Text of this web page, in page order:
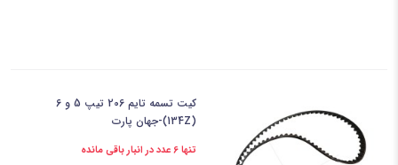
کیت تسمه تایم 206 تیپ 5 و 6
(134Z)-جهان پارت
تنها 6 عدد در انبار باقی مانده